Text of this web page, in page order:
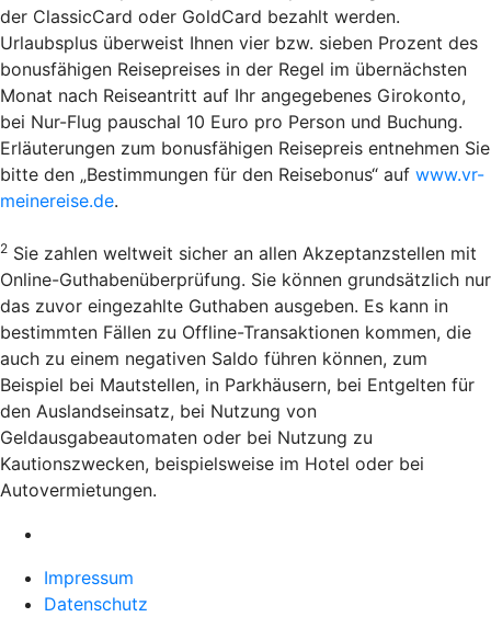
der ClassicCard oder GoldCard bezahlt werden.
Urlaubsplus überweist Ihnen vier bzw. sieben Prozent des
bonusfähigen Reisepreises in der Regel im übernächsten
Monat nach Reiseantritt auf Ihr angegebenes Girokonto,
bei Nur-Flug pauschal 10 Euro pro Person und Buchung.
Erläuterungen zum bonusfähigen Reisepreis entnehmen Sie
bitte den „Bestimmungen für den Reisebonus“ auf www.vr-
meinereise.de.
2 Sie zahlen weltweit sicher an allen Akzeptanzstellen mit
Online-Guthabenüberprüfung. Sie können grundsätzlich nur
das zuvor eingezahlte Guthaben ausgeben. Es kann in
bestimmten Fällen zu Offline-Transaktionen kommen, die
auch zu einem negativen Saldo führen können, zum
Beispiel bei Mautstellen, in Parkhäusern, bei Entgelten für
den Auslandseinsatz, bei Nutzung von
Geldausgabeautomaten oder bei Nutzung zu
Kautionszwecken, beispielsweise im Hotel oder bei
Autovermietungen.
Impressum
Datenschutz